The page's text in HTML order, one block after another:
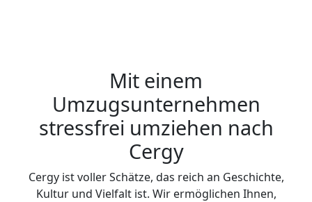
Mit einem
Umzugsunternehmen
stressfrei umziehen nach
Cergy
Cergy ist voller Schätze, das reich an Geschichte,
Kultur und Vielfalt ist. Wir ermöglichen Ihnen,